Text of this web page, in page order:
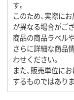
す。
このため、実際に
が異なる場合がご
商品の商品ラベル
さらに詳細な商品
わせください。
また、販売単位に
するものではあり